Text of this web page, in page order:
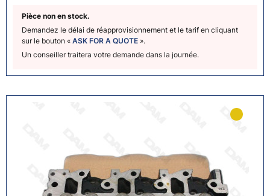
Pièce non en stock.
Demandez le délai de réapprovisionnement et le tarif en cliquant
sur le bouton « ASK FOR A QUOTE ».
Un conseiller traitera votre demande dans la journée.